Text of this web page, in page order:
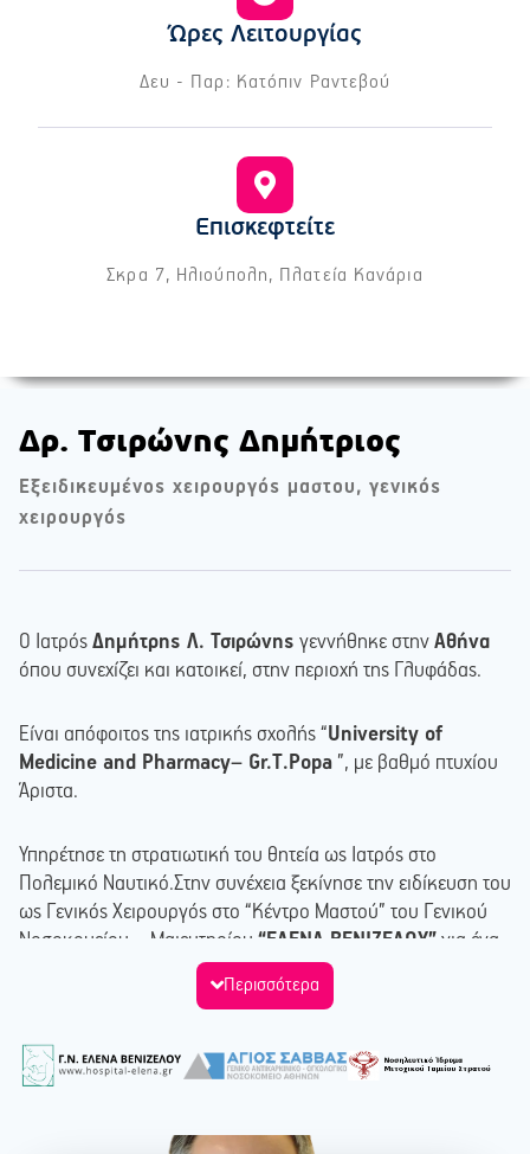
Ώρες Λειτουργίας
Δευ - Παρ: Κατόπιν Ραντεβού
Επισκεφτείτε
Σκρα 7, Ηλιούπολη, Πλατεία Κανάρια
Δρ. Τσιρώνης Δημήτριος
Εξειδικευμένος χειρουργός μαστου, γενικός
χειρουργός
Ο Ιατρός Δημήτρης Λ. Τσιρώνης γεννήθηκε στην Αθήνα
όπου συνεχίζει και κατοικεί, στην περιοχή της Γλυφάδας.
Είναι απόφοιτος της ιατρικής σχολής “University of
Medicine and Pharmacy– Gr.T.Popa ”, με βαθμό πτυχίου
Άριστα.
Υπηρέτησε τη στρατιωτική του θητεία ως Ιατρός στο
Πολεμικό Ναυτικό.Στην συνέχεια ξεκίνησε την ειδίκευση του
ως Γενικός Χειρουργός στο “Κέντρο Μαστού” του Γενικού
Νοσοκομείου – Μαιευτηρίου “ΕΛΕΝΑ ΒΕΝΙΖΕΛΟΥ” για ένα
έτος, όπου ξεκίνησε και η αγάπη του για τον
μαστό.Ακολούθησαν δύο έτη ειδίκευσης στο Αντικαρκινικό
για έξι μήνες συνεχίστηκε η εξειδίκευσή του στη
χειρουργική του μαστού στο“Κέντρο Μαστού”
του Μετοχικού Ταμείου Στρατού – 417 Ν.Ι.Μ.Τ.Σ.
Περισσότερα